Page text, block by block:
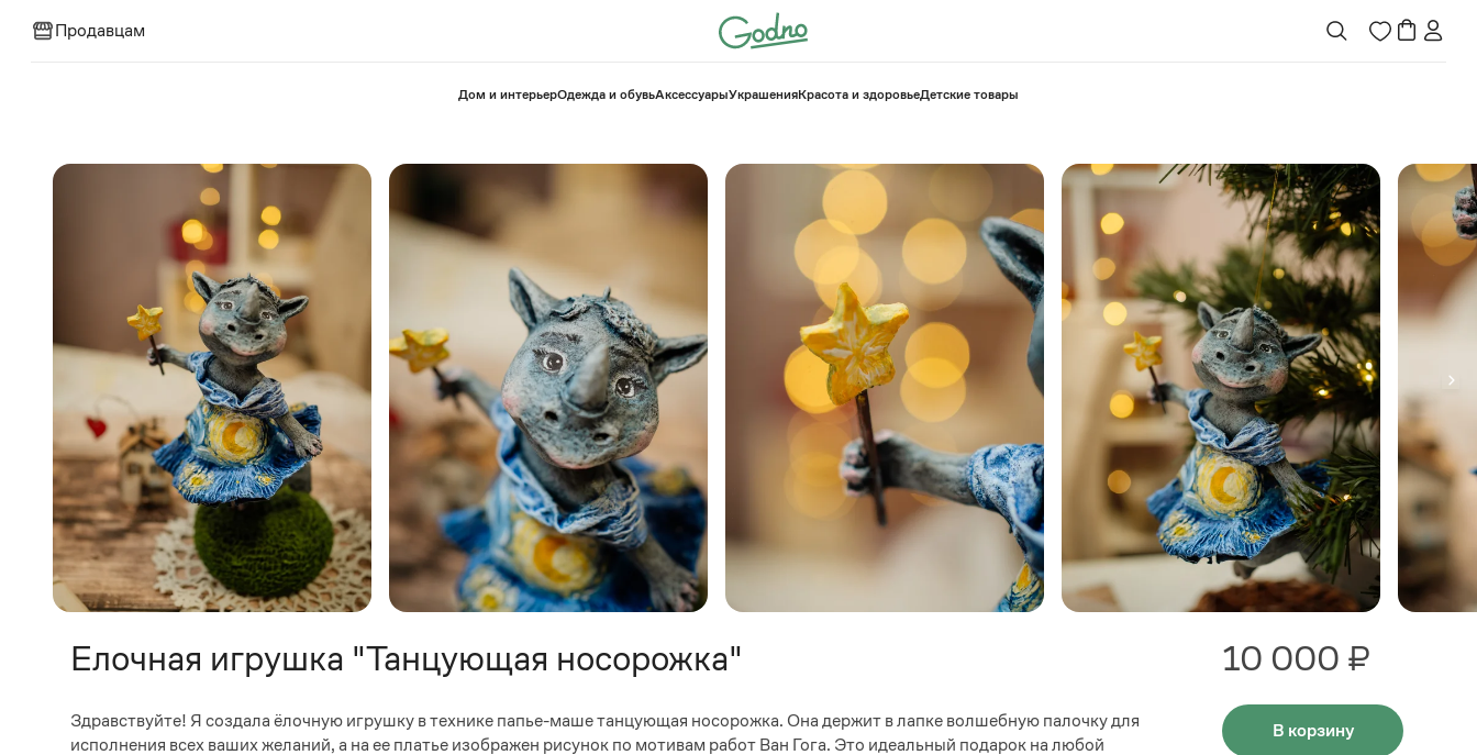
Продавцам
⁠Дом и интерьерОдежда и обувьАксессуарыУкрашенияКрасота и здоровье⁠Детские товары
Елочная игрушка "Танцующая носорожка"
Здравствуйте! Я создала ёлочную игрушку в технике папье-маше танцующая носорожка. Она держит в лапке волшебную палочку для
исполнения всех ваших желаний, а на ее платье изображен рисунок по мотивам работ Ван Гога. Это идеальный подарок на любой
10 000 ₽
В корзину